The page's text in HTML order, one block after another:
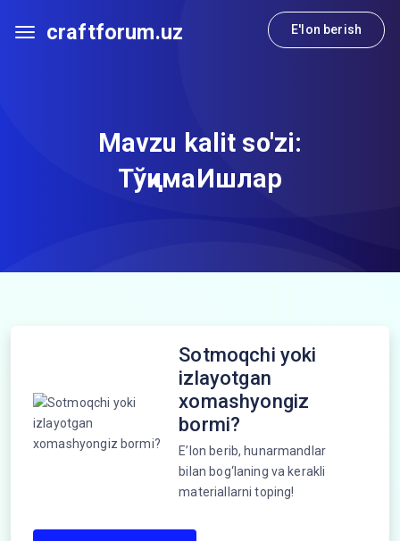
craftforum.uz E'lon berish
Mavzu kalit so'zi:
ТўқимаИшлар
Sotmoqchi yoki
izlayotgan
xomashyongiz
bormi?
E’lon berib, hunarmandlar
bilan bog‘laning va kerakli
materiallarni toping!